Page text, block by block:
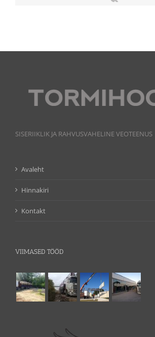
SISERIIKLIK JA RAHVUSVAHELINE VEOTEENUS
Avaleht
Hinnakiri
Kontakt
VIIMASED TÖÖD